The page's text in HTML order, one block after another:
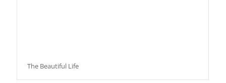
The Beautiful Life